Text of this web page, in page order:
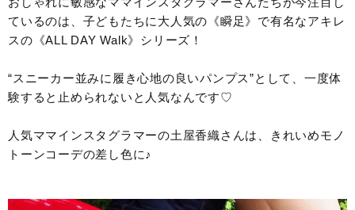
ているのは、子どもたちに大人気の《瞬足》で有名なアキレ
スの《ALL DAY Walk》シリーズ！
“スニーカー並みに履き心地の良いパンプス”として、一度体
験すると止められないと人気なんです♡
人気ママインスタグラマーの土屋香織さんは、きれいめモノ
トーンコーデの差し色に♪